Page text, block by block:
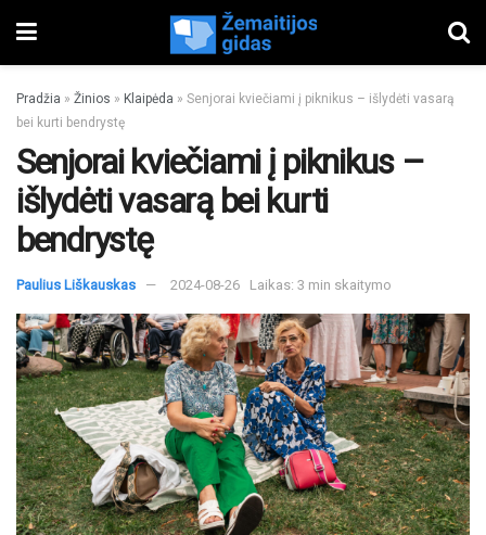
Pradžia » Žinios » Klaipėda » Senjorai kviečiami į piknikus – išlydėti vasarą
bei kurti bendrystę
Senjorai kviečiami į piknikus –
išlydėti vasarą bei kurti
bendrystę
Paulius Liškauskas 2024-08-26 Laikas: 3 min skaitymo